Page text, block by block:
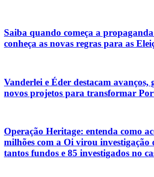
Saiba quando começa a
conheça as novas regras para as
Vanderlei e Éder destacam avanços,
novos projetos para transformar
Operação Heritage: entenda como
milhões com a Oi virou investigação
tantos fundos e 85 investigados no